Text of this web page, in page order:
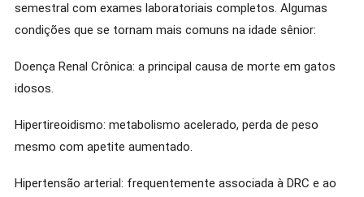
semestral com exames laboratoriais completos. Algumas
condições que se tornam mais comuns na idade sênior:
Doença Renal Crônica: a principal causa de morte em gatos
idosos.
Hipertireoidismo: metabolismo acelerado, perda de peso
mesmo com apetite aumentado.
Hipertensão arterial: frequentemente associada à DRC e ao